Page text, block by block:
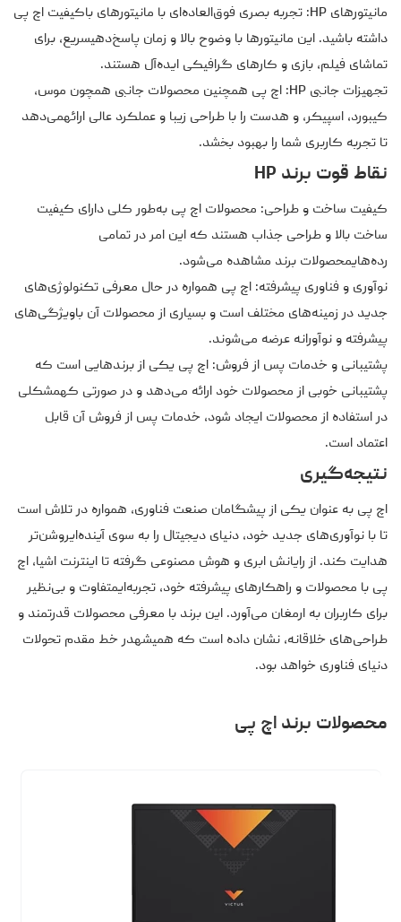
مانیتورهای HP: تجربه بصری فوق‌العاده‌ای با مانیتورهای باکیفیت اچ پی
داشته باشید. این مانیتورها با وضوح بالا و زمان پاسخ‌دهیسریع، برای
تماشای فیلم، بازی و کارهای گرافیکی ایده‌آل هستند.
تجهیزات جانبی HP: اچ پی همچنین محصولات جانبی همچون موس،
کیبورد، اسپیکر، و هدست را با طراحی زیبا و عملکرد عالی ارائهمی‌دهد
تا تجربه کاربری شما را بهبود بخشد.
نقاط قوت برند HP
کیفیت ساخت و طراحی: محصولات اچ پی به‌طور کلی دارای کیفیت
ساخت بالا و طراحی جذاب هستند که این امر در تمامی
رده‌هایمحصولات برند مشاهده می‌شود.
نوآوری و فناوری پیشرفته: اچ پی همواره در حال معرفی تکنولوژی‌های
جدید در زمینه‌های مختلف است و بسیاری از محصولات آن باویژگی‌های
پیشرفته و نوآورانه عرضه می‌شوند.
پشتیبانی و خدمات پس از فروش: اچ پی یکی از برندهایی است که
پشتیبانی خوبی از محصولات خود ارائه می‌دهد و در صورتی کهمشکلی
در استفاده از محصولات ایجاد شود، خدمات پس از فروش آن قابل
اعتماد است.
نتیجه‌گیری
اچ پی به عنوان یکی از پیشگامان صنعت فناوری، همواره در تلاش است
تا با نوآوری‌های جدید خود، دنیای دیجیتال را به سوی آینده‌ایروشن‌تر
هدایت کند. از رایانش ابری و هوش مصنوعی گرفته تا اینترنت اشیا، اچ
پی با محصولات و راهکارهای پیشرفته خود، تجربه‌ایمتفاوت و بی‌نظیر
برای کاربران به ارمغان می‌آورد. این برند با معرفی محصولات قدرتمند و
طراحی‌های خلاقانه، نشان داده است که همیشهدر خط مقدم تحولات
دنیای فناوری خواهد بود.
محصولات برند اچ‌ پی